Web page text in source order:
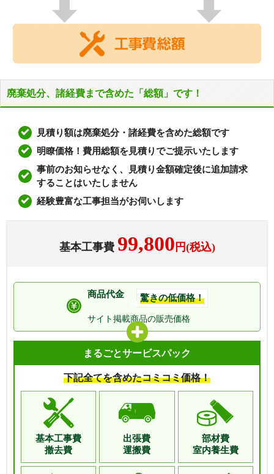
廃棄処分、諸経費まで含めた「総額」です！
見積り額は廃棄処分・諸経費を含めた総額です
明瞭価格！費用総額を見積りでご提示いたします
事前のお知らせなく、見積り金額確定後に追加請求
することはいたしません
経験豊富な工事担当がお伺いします
基本工事費 99,800 円(税込)
商品代金 驚きの低価格！
サイト掲載商品の販売価格
まるごとサービスパック
下記全てを含めたコミコミ価格！
基本工事費
撤去費
出張費
運搬費
部材費
室内養生費